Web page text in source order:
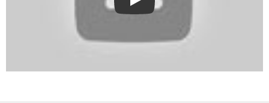
Play